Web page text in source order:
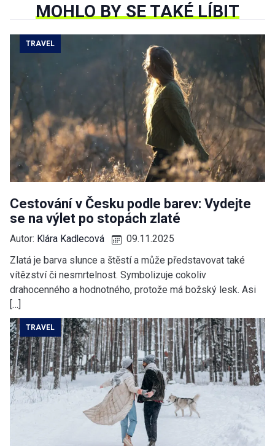
MOHLO BY SE TAKÉ LÍBIT
TRAVEL
Cestování v Česku podle barev: Vydejte
se na výlet po stopách zlaté
Autor: Klára Kadlecová
09.11.2025
Zlatá je barva slunce a štěstí a může představovat také
vítězství či nesmrtelnost. Symbolizuje cokoliv
drahocenného a hodnotného, protože má božský lesk. Asi
[…]
TRAVEL